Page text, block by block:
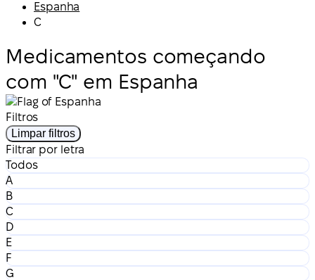
Espanha
C
Medicamentos começando
com "C" em Espanha
Filtros
Limpar filtros
Filtrar por letra
Todos
A
B
C
D
E
F
G